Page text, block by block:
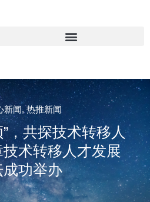
新闻,热推新闻
，共探技术转移人
术转移人才发展
成功举办